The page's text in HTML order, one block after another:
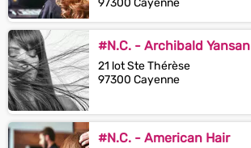
97300 Cayenne
#N.C. - Archibald Yansan
21 lot Ste Thérèse
97300 Cayenne
#N.C. - American Hair